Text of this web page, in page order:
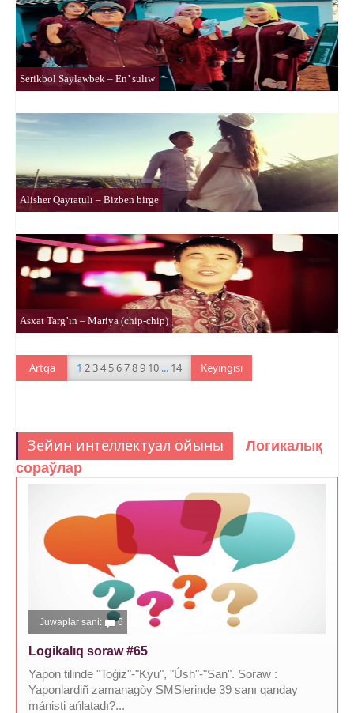
Serikbol Saylawbek – En’ sulıw
Alisher Qayratulı – Bizben birge
Asxat Targ’ın – Mariya (chip-chip)
Artqa 1 234 56789 10 ... 14 Keyingisi
Зейин интеллектуал ойыны
Логикалық
сораўлар
Juwaplar sani: 6
Logikalıq soraw #65
Yapon tilinde "Toģiz"-"Kyu", "Úsh"-"San". Soraw :
Yaponlardiñ zamanagòy SMSlerinde 39 sanı qanday
mánisti ańlatadı?...